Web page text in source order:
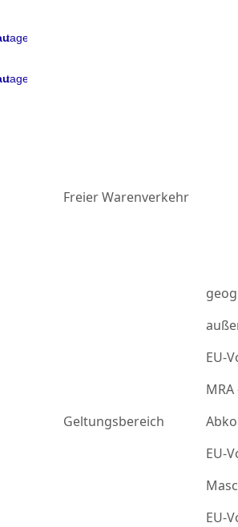
Freier Warenverkehr
Geltungsbereich
EU-
EU-
EU-